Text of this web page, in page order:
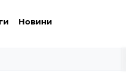
Новини